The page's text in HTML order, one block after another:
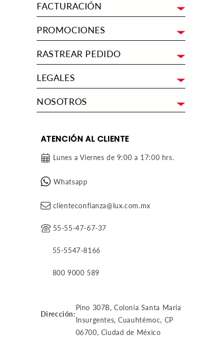
FACTURACIÓN
PROMOCIONES
RASTREAR PEDIDO
LEGALES
NOSOTROS
ATENCIÓN AL CLIENTE
Lunes a Viernes de 9:00 a 17:00 hrs.
Whatsapp
clienteconfianza@lux.com.mx
55-55-47-67-37
55-5547-8166
800 9000 589
Dirección:
Pino 307B, Colonia Santa María
Insurgentes, Cuauhtémoc, CP
06700, Ciudad de México